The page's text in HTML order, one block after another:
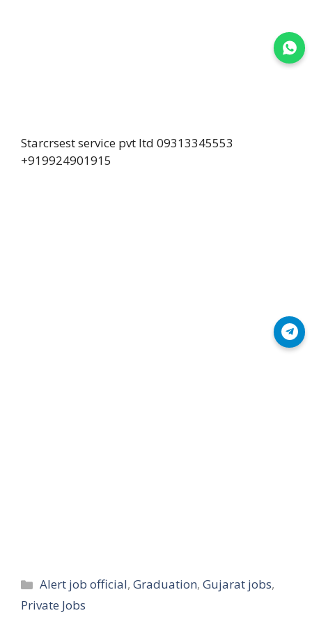
Starcrsest service pvt ltd 09313345553
+919924901915
Categories
Alert job official,Graduation,Gujarat jobs,
Private Jobs